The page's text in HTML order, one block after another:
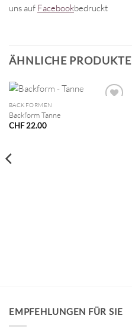
uns auf Facebookbedruckt
ÄHNLICHE PRODUKTE
BACKFORMEN
Backform Tanne
CHF22.00
EMPFEHLUNGEN FÜR SIE